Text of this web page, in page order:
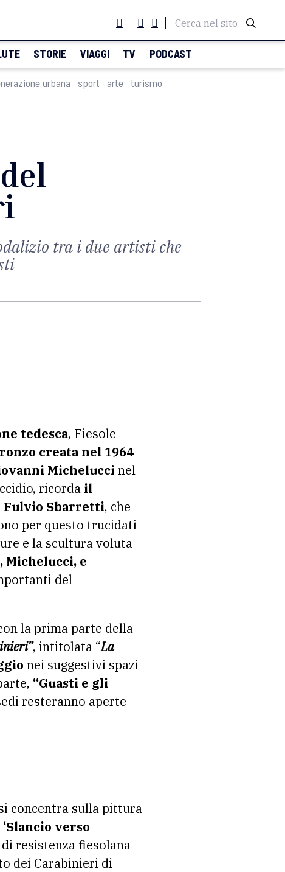
Cerca nel sito
STORIE VIAGGI TV PODCAST
urbana sport arte turismo
tra i due artisti che
tedesca, Fiesole
creata nel 1964
Michelucci nel
ricorda il
Fulvio Sbarretti, che
per questo trucidati
e la scultura voluta
Michelucci, e
del
la prima parte della
, intitolata “La
nei suggestivi spazi
“Guasti e gli
resteranno aperte
concentra sulla pittura
‘Slancio verso
resistenza fiesolana
dei Carabinieri di